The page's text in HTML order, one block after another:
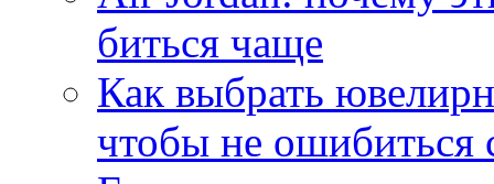
биться чаще
Как выбрать
чтобы не ошибиться